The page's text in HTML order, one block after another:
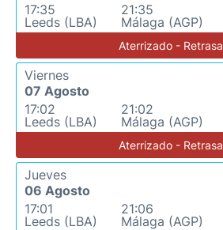
17:35
Leeds (LBA)
21:35
Málaga (AGP)
Aterrizado -
Viernes
07 Agosto
17:02
Leeds (LBA)
21:02
Málaga (AGP)
Aterrizado -
Jueves
06 Agosto
17:01
Leeds (LBA)
21:06
Málaga (AGP)